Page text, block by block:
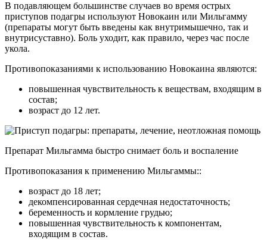
В подавляющем большинстве случаев во время острых
приступов подагры используют Новокаин или Мильгамму
(препараты могут быть введены как внутримышечно, так и
внутрисуставно). Боль уходит, как правило, через час после
укола.
Противопоказаниями к использованию Новокаина являются:
повышенная чувствительность к веществам, входящим в
состав;
возраст до 12 лет.
Препарат Мильгамма быстро снимает боль и воспаление
Противопоказания к применению Мильгаммы::
возраст до 18 лет;
декомпенсированная сердечная недостаточность;
беременность и кормление грудью;
повышенная чувствительность к компонентам,
входящим в состав.